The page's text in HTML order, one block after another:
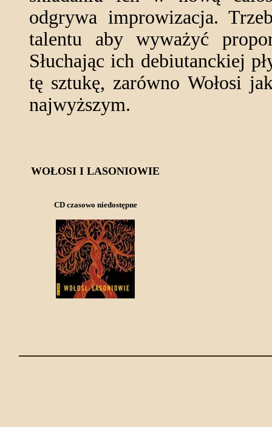
odgrywa improwizacja.
talentu aby wyważyć
Słuchając ich debiutanckiej
tę sztukę, zarówno Wołosi
najwyższym.
WOŁOSI I LASONIOWIE
CD czasowo niedostępne